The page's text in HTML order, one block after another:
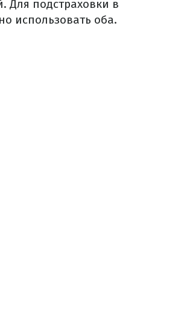
Для подстраховки в
использовать оба.